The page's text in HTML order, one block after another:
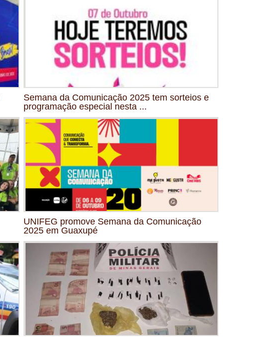
Semana da Comunicação 2025 tem sorteios e
programação especial nesta ...
UNIFEG promove Semana da Comunicação
2025 em Guaxupé